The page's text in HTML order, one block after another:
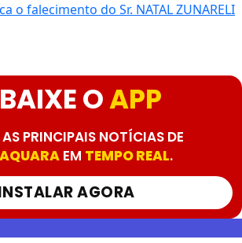
o falecimento do Sr. NATAL ZUNARELI
BAIXE OAPP
AS PRINCIPAIS NOTÍCIAS DE
EM TEMPO REAL.
AGORA